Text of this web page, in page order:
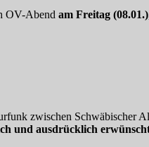
OV-Abend am Freitag (08.01.)
zwischen
und ausdrücklich